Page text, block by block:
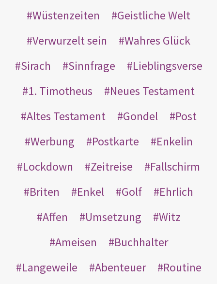
Wüstenzeiten
Geistliche Welt
Verwurzelt sein
Wahres Glück
Sirach
Sinnfrage
Lieblingsverse
1. Timotheus
Neues Testament
Altes Testament
Gondel
Post
Werbung
Postkarte
Enkelin
Lockdown
Zeitreise
Fallschirm
Briten
Enkel Golf
Ehrlich
Affen
Umsetzung
Witz
Ameisen
Buchhalter
Langeweile
Abenteuer Routine